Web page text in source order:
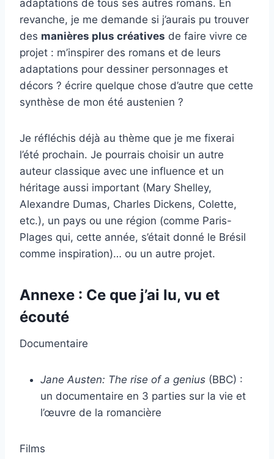
adaptations de tous ses autres romans. En
revanche, je me demande si j’aurais pu trouver
des manières plus créatives de faire vivre ce
projet : m’inspirer des romans et de leurs
adaptations pour dessiner personnages et
décors ? écrire quelque chose d’autre que cette
synthèse de mon été austenien ?
Je réfléchis déjà au thème que je me fixerai
l’été prochain. Je pourrais choisir un autre
auteur classique avec une influence et un
héritage aussi important (Mary Shelley,
Alexandre Dumas, Charles Dickens, Colette,
etc.), un pays ou une région (comme Paris-
Plages qui, cette année, s’était donné le Brésil
comme inspiration)… ou un autre projet.
Annexe : Ce que j’ai lu, vu et
écouté
Documentaire
Jane Austen: The rise of a genius (BBC) :
un documentaire en 3 parties sur la vie et
l’œuvre de la romancière
Films